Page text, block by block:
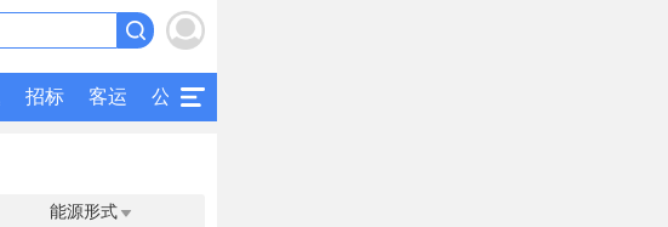
招标 客运 公交
能源形式